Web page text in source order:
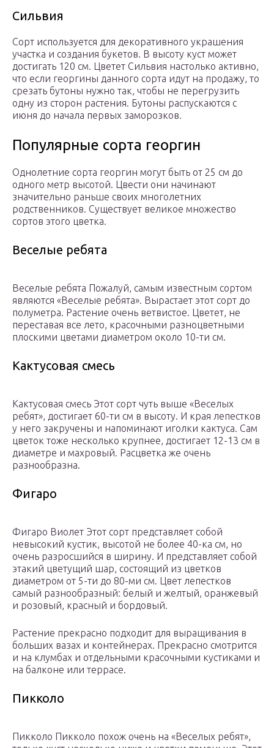
Сильвия
Сорт используется для декоративного украшения
участка и создания букетов. В высоту куст может
достигать 120 см. Цветет Сильвия настолько активно,
что если георгины данного сорта идут на продажу, то
срезать бутоны нужно так, чтобы не перегрузить
одну из сторон растения. Бутоны распускаются с
июня до начала первых заморозков.
Популярные сорта георгин
Однолетние сорта георгин могут быть от 25 см до
одного метр высотой. Цвести они начинают
значительно раньше своих многолетних
родственников. Существует великое множество
сортов этого цветка.
Веселые ребята
Веселые ребята Пожалуй, самым известным сортом
являются «Веселые ребята». Вырастает этот сорт до
полуметра. Растение очень ветвистое. Цветет, не
переставая все лето, красочными разноцветными
плоскими цветами диаметром около 10-ти см.
Кактусовая смесь
Кактусовая смесь Этот сорт чуть выше «Веселых
ребят», достигает 60-ти см в высоту. И края лепестков
у него закручены и напоминают иголки кактуса. Сам
цветок тоже несколько крупнее, достигает 12-13 см в
диаметре и махровый. Расцветка же очень
разнообразна.
Фигаро
Фигаро Виолет Этот сорт представляет собой
невысокий кустик, высотой не более 40-ка см, но
очень разросшийся в ширину. И представляет собой
этакий цветущий шар, состоящий из цветков
диаметром от 5-ти до 80-ми см. Цвет лепестков
самый разнообразный: белый и желтый, оранжевый
и розовый, красный и бордовый.
Растение прекрасно подходит для выращивания в
больших вазах и контейнерах. Прекрасно смотрится
и на клумбах и отдельными красочными кустиками и
на балконе или террасе.
Пикколо
Пикколо Пикколо похож очень на «Веселых ребят»,